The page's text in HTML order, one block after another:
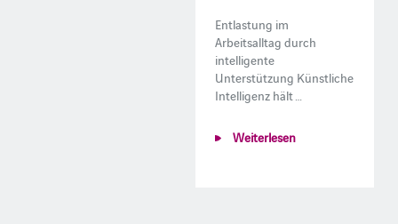
Entlastung im
Arbeitsalltag durch
intelligente
Unterstützung Künstliche
Intelligenz hält …
Weiterlesen